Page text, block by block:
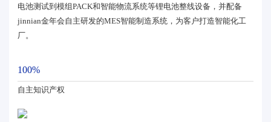
电池测试到模组PACK和智能物流系统等锂电池整线设备，并配备
jinnian金年会自主研发的MES智能制造系统，为客户打造智能化工
厂。
100%
自主知识产权